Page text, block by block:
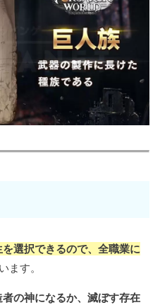
を選択できるので、全職業に
ます。
の神になるか、滅ぼす存在